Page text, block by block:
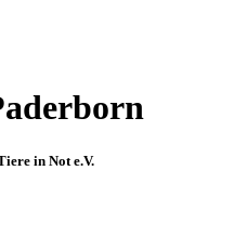
in Not e.V.